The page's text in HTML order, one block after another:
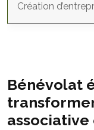
Création
Bénévolat
associative